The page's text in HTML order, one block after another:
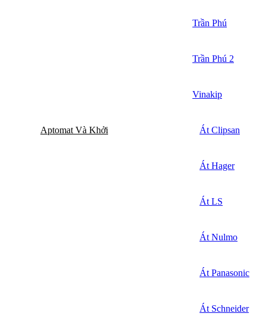
Trần Phú
Trần Phú 2
Vinakip
Aptomat Và Khởi Át Clipsan
Át Hager
Át LS
Át Nulmo
Át Panasonic
Át Schneider